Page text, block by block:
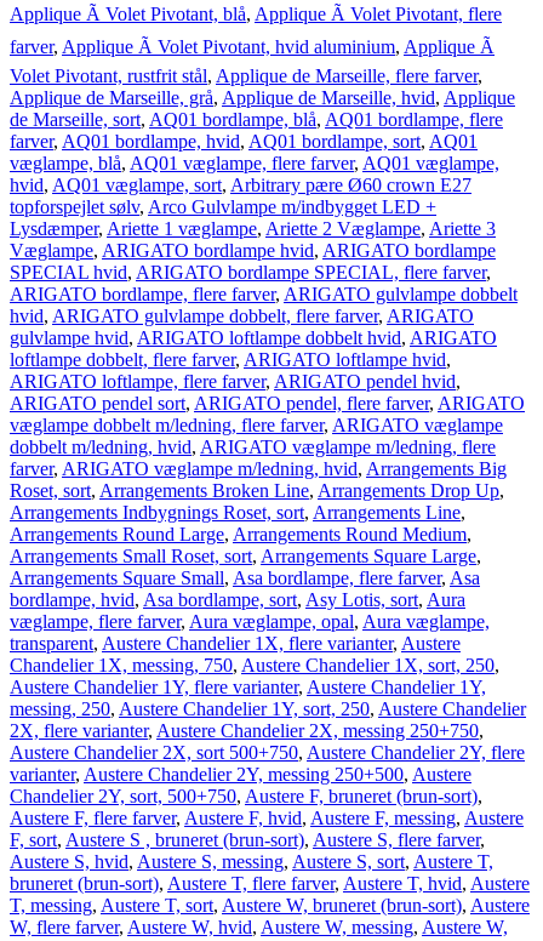
Applique Ã Volet Pivotant, blå, Applique Ã Volet Pivotant, flere
farver, Applique Ã Volet Pivotant, hvid aluminium, Applique Ã
Volet Pivotant, rustfrit stål, Applique de Marseille, flere farver,
Applique de Marseille, grå, Applique de Marseille, hvid, Applique
de Marseille, sort, AQ01 bordlampe, blå, AQ01 bordlampe, flere
farver, AQ01 bordlampe, hvid, AQ01 bordlampe, sort, AQ01
væglampe, blå, AQ01 væglampe, flere farver, AQ01 væglampe,
hvid, AQ01 væglampe, sort, Arbitrary pære Ø60 crown E27
topforspejlet sølv, Arco Gulvlampe m/indbygget LED +
Lysdæmper, Ariette 1 væglampe, Ariette 2 Væglampe, Ariette 3
Væglampe, ARIGATO bordlampe hvid, ARIGATO bordlampe
SPECIAL hvid, ARIGATO bordlampe SPECIAL, flere farver,
ARIGATO bordlampe, flere farver, ARIGATO gulvlampe dobbelt
hvid, ARIGATO gulvlampe dobbelt, flere farver, ARIGATO
gulvlampe hvid, ARIGATO loftlampe dobbelt hvid, ARIGATO
loftlampe dobbelt, flere farver, ARIGATO loftlampe hvid,
ARIGATO loftlampe, flere farver, ARIGATO pendel hvid,
ARIGATO pendel sort, ARIGATO pendel, flere farver, ARIGATO
væglampe dobbelt m/ledning, flere farver, ARIGATO væglampe
dobbelt m/ledning, hvid, ARIGATO væglampe m/ledning, flere
farver, ARIGATO væglampe m/ledning, hvid, Arrangements Big
Roset, sort, Arrangements Broken Line, Arrangements Drop Up,
Arrangements Indbygnings Roset, sort, Arrangements Line,
Arrangements Round Large, Arrangements Round Medium,
Arrangements Small Roset, sort, Arrangements Square Large,
Arrangements Square Small, Asa bordlampe, flere farver, Asa
bordlampe, hvid, Asa bordlampe, sort, Asy Lotis, sort, Aura
væglampe, flere farver, Aura væglampe, opal, Aura væglampe,
transparent, Austere Chandelier 1X, flere varianter, Austere
Chandelier 1X, messing, 750, Austere Chandelier 1X, sort, 250,
Austere Chandelier 1Y, flere varianter, Austere Chandelier 1Y,
messing, 250, Austere Chandelier 1Y, sort, 250, Austere Chandelier
2X, flere varianter, Austere Chandelier 2X, messing 250+750,
Austere Chandelier 2X, sort 500+750, Austere Chandelier 2Y, flere
varianter, Austere Chandelier 2Y, messing 250+500, Austere
Chandelier 2Y, sort, 500+750, Austere F, bruneret (brun-sort),
Austere F, flere farver, Austere F, hvid, Austere F, messing, Austere
F, sort, Austere S , bruneret (brun-sort), Austere S, flere farver,
Austere S, hvid, Austere S, messing, Austere S, sort, Austere T,
bruneret (brun-sort), Austere T, flere farver, Austere T, hvid, Austere
T, messing, Austere T, sort, Austere W, bruneret (brun-sort), Austere
W, flere farver, Austere W, hvid, Austere W, messing, Austere W,